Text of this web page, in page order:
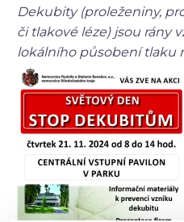
Dekubity (proleženiny,
či tlakové léze) jsou rány
lokálního působení tlaku